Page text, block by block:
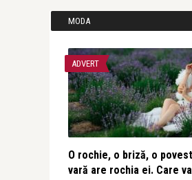
MODA
ADVERT
O rochie, o briză, o
vară are rochia ei. Care